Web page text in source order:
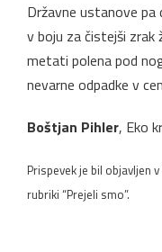
Državne ustanove pa
v boju za čistejši zrak
metati polena pod
nevarne odpadke v
Boštjan Pihler, Eko
Prispevek je bil objavljen
rubriki “Prejeli smo”.